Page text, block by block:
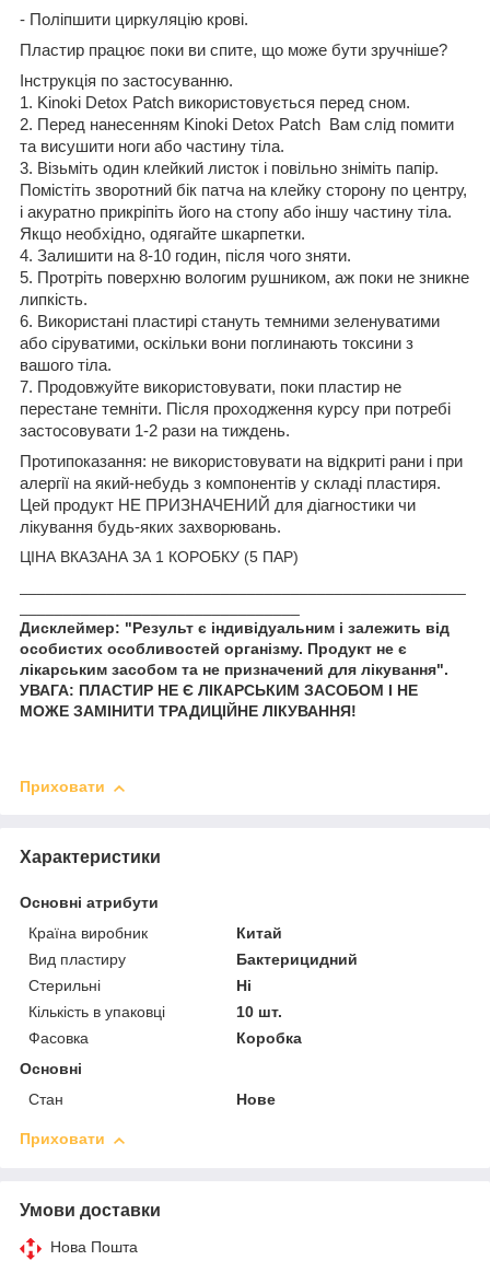
- Поліпшити циркуляцію крові.
Пластир працює поки ви спите, що може бути зручніше?
Інструкція по застосуванню.
1. Kinoki Detox Patch використовується перед сном.
2. Перед нанесенням Kinoki Detox Patch Вам слід помити
та висушити ноги або частину тіла.
3. Візьміть один клейкий листок і повільно зніміть папір.
Помістіть зворотний бік патча на клейку сторону по центру,
і акуратно прикріпіть його на стопу або іншу частину тіла.
Якщо необхідно, одягайте шкарпетки.
4. Залишити на 8-10 годин, після чого зняти.
5. Протріть поверхню вологим рушником, аж поки не зникне
липкість.
6. Використані пластирі стануть темними зеленуватими
або сіруватими, оскільки вони поглинають токсини з
вашого тіла.
7. Продовжуйте використовувати, поки пластир не
перестане темніти. Після проходження курсу при потребі
застосовувати 1-2 рази на тиждень.
Протипоказання: не використовувати на відкриті рани і при
алергії на який-небудь з компонентів у складі пластиря.
Цей продукт НЕ ПРИЗНАЧЕНИЙ для діагностики чи
лікування будь-яких захворювань.
ЦІНА ВКАЗАНА ЗА 1 КОРОБКУ (5 ПАР)
Дисклеймер: "Результ є індивідуальним і залежить від
особистих особливостей організму. Продукт не є
лікарським засобом та не призначений для лікування".
УВАГА: ПЛАСТИР НЕ Є ЛІКАРСЬКИМ ЗАСОБОМ І НЕ
МОЖЕ ЗАМІНИТИ ТРАДИЦІЙНЕ ЛІКУВАННЯ!
Приховати
Характеристики
Основні атрибути
Країна виробник
Китай
Вид пластиру
Бактерицидний
Стерильні
Ні
Кількість в упаковці
10 шт.
Фасовка
Коробка
Основні
Стан
Нове
Приховати
Умови доставки
Нова Пошта